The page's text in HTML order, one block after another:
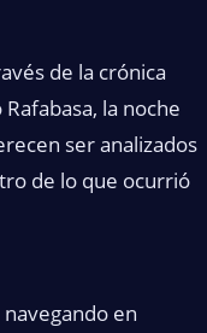
de la crónica
la noche
ser analizados
de lo que ocurrió
en